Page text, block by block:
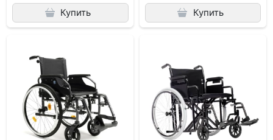
Купить Купить